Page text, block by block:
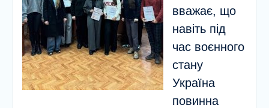
вважає, що
навіть під
час воєнного
стану
Україна
повинна